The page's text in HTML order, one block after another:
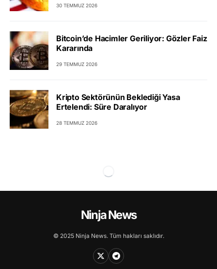
30 TEMMUZ 2026
Bitcoin’de Hacimler Geriliyor: Gözler Faiz
Kararında
29 TEMMUZ 2026
Kripto Sektörünün Beklediği Yasa
Ertelendi: Süre Daralıyor
28 TEMMUZ 2026
Ninja News
© 2025 Ninja News. Tüm hakları saklıdır.